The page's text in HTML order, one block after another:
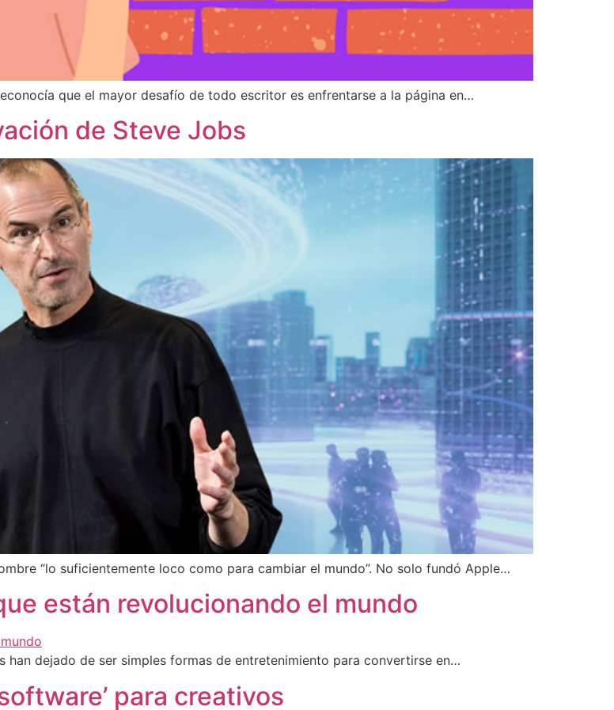
que el mayor desafío de todo escritor es enfrentarse a la página en…
de Steve Jobs
“lo suficientemente loco como para cambiar el mundo”. No solo fundó Apple…
están revolucionando el mundo
han dejado de ser simples formas de entretenimiento para convertirse en…
para creativos